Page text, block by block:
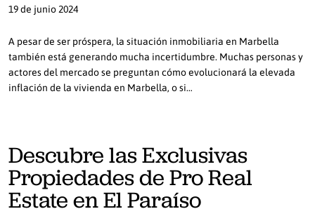
19 de junio 2024
A pesar de ser próspera, la situación inmobiliaria en Marbella
también está generando mucha incertidumbre. Muchas personas y
actores del mercado se preguntan cómo evolucionará la elevada
inflación de la vivienda en Marbella, o si…
Descubre las Exclusivas
Propiedades de Pro Real
Estate en El Paraíso